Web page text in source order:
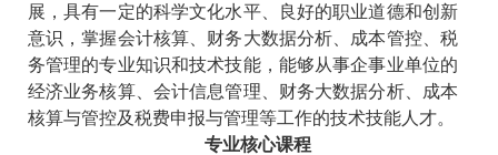
展，具有一定的科学文化水平、良好的职业道德和创新
意识，掌握会计核算、财务大数据分析、成本管控、税
务管理的专业知识和技术技能，能够从事企事业单位的
经济业务核算、会计信息管理、财务大数据分析、成本
核算与管控及税费申报与管理等工作的技术技能人才。
专业核心课程